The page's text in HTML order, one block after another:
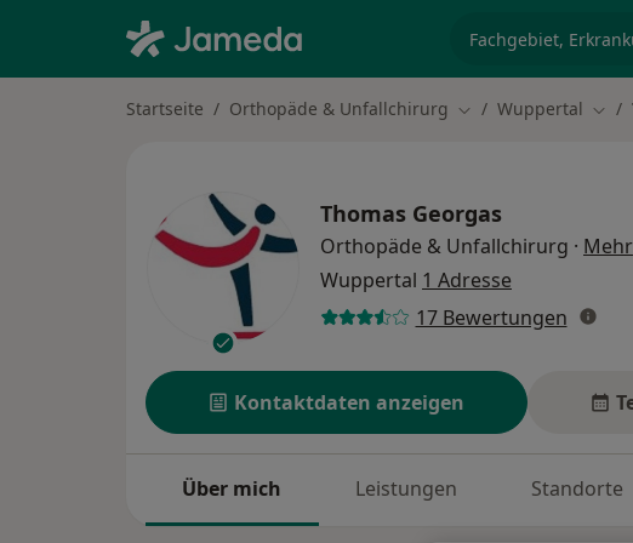
Startseite Orthopäde & Unfallchirurg Stadt ändern
Wuppertal
Thomas Georgas
Orthopäde & Unfallchirurg · Mehr
Wuppertal 1 Adresse
17 Bewertungen
Kontaktdaten anzeigen
Über mich Leistungen Standorte